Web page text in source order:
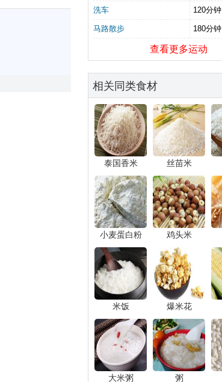
洗车 120分钟
马路散步 180分钟
查看更多运动
相关同类食材
泰国香米 丝苗米
小麦蛋白粉 鸡头米
米饭 爆米花
大米粥 粥